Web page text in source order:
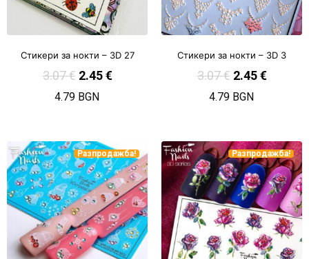
Стикери за нокти – 3D 27
3.07€ 2.45€
4.79 BGN
Стикери за нокти – 3D 3
3.07€ 2.45€
4.79 BGN
Разпродажба! Разпродажба!